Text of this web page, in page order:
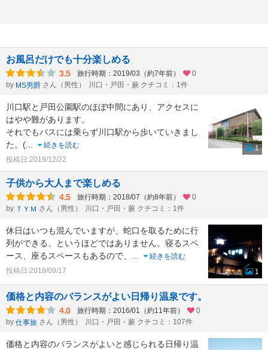
お風呂だけでも十分楽しめる
3.5 旅行時期：2019/03（約7年前）
0
by MS男爵 さん（男性） 川口・戸田・蕨 クチコミ：1件
川口駅と戸田公園駅のほぼ中間にあり、アクセスに
はやや難があります。
それでもバスには乗らず川口駅から歩いていきまし
た。(...
続きを読む
投稿日:2019/12/22
1
子供から大人まで楽しめる
4.5 旅行時期：2018/07（約8年前）
0
by ＴＹＭ さん（男性） 川口・戸田・蕨 クチコミ：1件
休日はいつも混んでいますが、蛇口を取るために行
列ができる、というほどではありません。寝るスペ
ース、座るスペースもあるので、 ...
続きを読む
投稿日:2018/09/17
1
価格と内容のバランスがよい日帰り温泉です。
4.0 旅行時期：2016/01（約11年前）
0
by 仕事旅 さん（男性） 川口・戸田・蕨 クチコミ：107件
価格と内容のバランスがよいと感じられる日帰り温